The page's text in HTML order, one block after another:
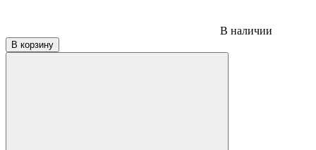
В наличии
В корзину